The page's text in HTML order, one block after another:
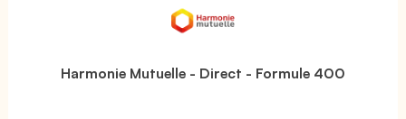
Harmonie Mutuelle - Direct - Formule 400